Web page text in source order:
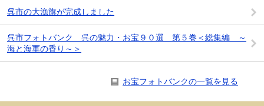
呉市の大漁旗が完成しました
呉市フォトバンク 呉の魅力・お宝９０選 第５巻＜総集編 ～
海と海軍の香り～＞
お宝フォトバンクの一覧を見る